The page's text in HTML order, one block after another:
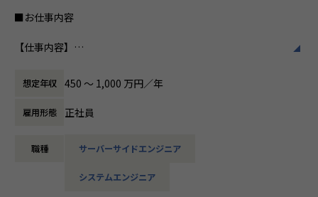
ら、将来的には組織マネージャーとしてのキャリア形成も可
※ご本人のご希望やご志向に合わせて、キャリアを作ってい
【キャリアパス※一例です※】
事業拡大フェーズだからこそ、決められたキャリアに沿うだ
・ServiceNow PMとしてプロジェクトマネジメントの専門性
・ServiceNowアーキテクトとして技術領域を牽引するキャ
働き方/リモートワーク
均週2～3日の在宅勤務が可能です。転勤はな
きます。残業は月平均10時間程度と少なく、
■お仕事内容
【仕事内容】
イルアプリの上流から開発工程までをご担当いただきます。
要件定義・開発・運用まで一貫して携わることができ、多く
のアプリケーション開発を経験することが可能です。
■大手ネットバンキング向けシステム画面設計
言語：Objectve-C、Swift OS：IOS/Android
想定年収 450 〜 1,000 万円／年
雇用形態 正社員
職種 サーバーサイドエンジニア
システムエンジニア